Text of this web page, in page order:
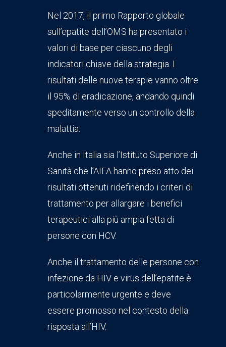
Nel 2017, il primo Rapporto globale
sull’epatite dell’OMS ha presentato i
valori di base per ciascuno degli
indicatori chiave della strategia. I
risultati delle nuove terapie vanno oltre
il 95% di eradicazione, andando quindi
speditamente verso un controllo della
malattia.
Anche in Italia sia l’Istituto Superiore di
Sanità che l’AIFA hanno preso atto dei
risultati ottenuti ridefinendo i criteri di
trattamento per allargare i benefici
terapeutici alla più ampia fetta di
persone con HCV.
Anche il trattamento delle persone con
infezione da HIV e virus dell’epatite è
particolarmente urgente e deve
essere promosso nel contesto della
risposta all’HIV.